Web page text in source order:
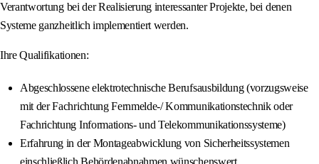
Verantwortung bei der Realisierung interessanter Projekte, bei denen
Systeme ganzheitlich implementiert werden.
Ihre Qualifikationen:
Abgeschlossene elektrotechnische Berufsausbildung (vorzugsweise
mit der Fachrichtung Fernmelde-/ Kommunikationstechnik oder
Fachrichtung Informations- und Telekommunikationssysteme)
Erfahrung in der Montageabwicklung von Sicherheitssystemen